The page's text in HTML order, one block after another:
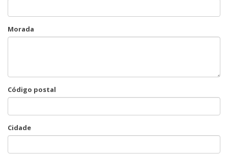
Morada
Código postal
Cidade